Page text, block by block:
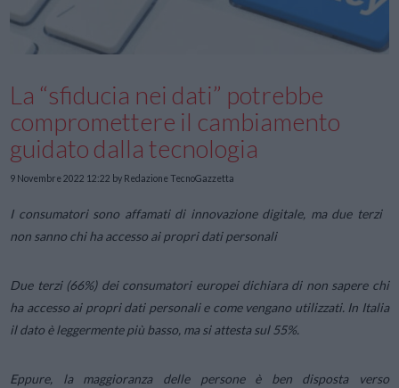
La “sfiducia nei dati” potrebbe
compromettere il cambiamento
guidato dalla tecnologia
9 Novembre 2022 12:22 by Redazione TecnoGazzetta
I consumatori sono affamati di innovazione digitale, ma due terzi
non sanno chi ha accesso ai propri dati personali
Due terzi (66%) dei consumatori europei dichiara di non sapere chi
ha accesso ai propri dati personali e come vengano utilizzati. In Italia
il dato è leggermente più basso, ma si attesta sul 55%.
Eppure, la maggioranza delle persone è ben disposta verso